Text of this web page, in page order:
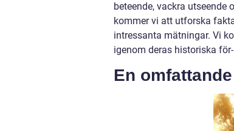
beteende, vackra
kommer vi att utforska
intressanta mätningar. Vi
igenom deras historiska
En